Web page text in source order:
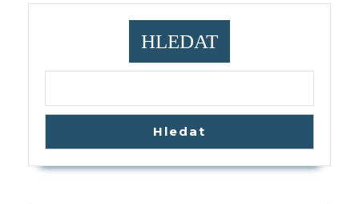
HLEDAT
Hledat